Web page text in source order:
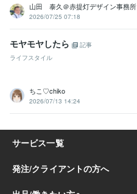
山田 泰久＠赤提灯デザイン事務所
2026/07/25 07:18
モヤモヤしたら
記事
ライフスタイル
ちこ♡chiko
2026/07/13 14:24